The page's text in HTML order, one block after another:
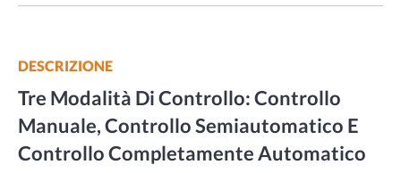
DESCRIZIONE
Tre Modalità Di Controllo: Controllo
Manuale, Controllo Semiautomatico E
Controllo Completamente Automatico